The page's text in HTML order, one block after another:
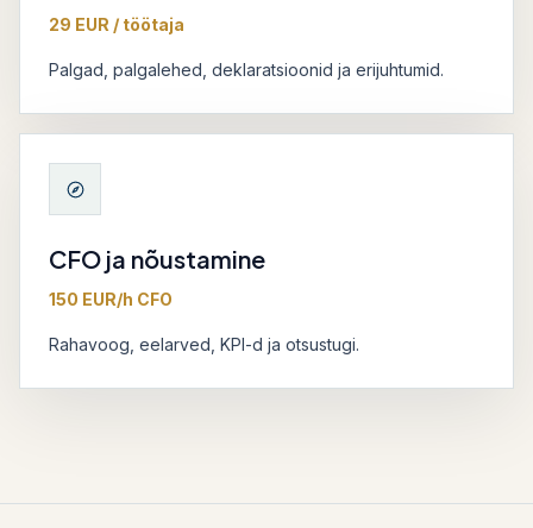
29 EUR / töötaja
Palgad, palgalehed, deklaratsioonid ja erijuhtumid.
CFO ja nõustamine
150 EUR/h CFO
Rahavoog, eelarved, KPI-d ja otsustugi.